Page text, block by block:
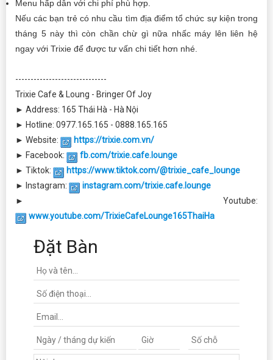
Menu hấp dẫn với chi phí phù hợp.
Nếu các bạn trẻ có nhu cầu tìm địa điểm tổ chức sự kiện trong
tháng 5 này thì còn chần chừ gì nữa nhấc máy lên liên hệ
ngay với Trixie để được tư vấn chi tiết hơn nhé.
------------------------------
Trixie Cafe & Loung - Bringer Of Joy
► Address: 165 Thái Hà - Hà Nội
► Hotline: 0977.165.165 - 0888.165.165
► Website:
https://trixie.com.vn/
► Facebook:
fb.com/trixie.cafe.lounge
► Tiktok:
https://www.tiktok.com/@trixie_cafe_lounge
► Instagram:
instagram.com/trixie.cafe.lounge
► Youtube:
www.youtube.com/TrixieCafeLounge165ThaiHa
Đặt Bàn